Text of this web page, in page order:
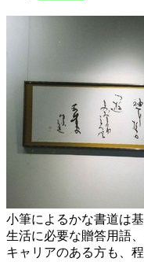
小筆によるかな書道は
生活に必要な贈答用語
キャリアのある方も、